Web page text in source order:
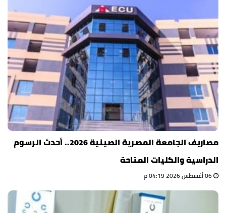
مصاريف الجامعة المصرية الصينية 2026.. أحدث الرسوم
الدراسية والكليات المتاحة